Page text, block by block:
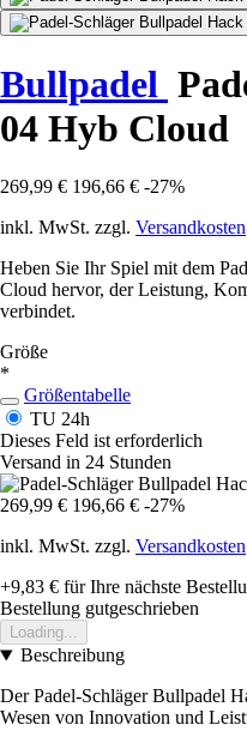
Bullpadel
04 Hyb Cloud
269,99 € 196,66 € -27%
inkl. MwSt. zzgl. Versandkosten
Heben Sie Ihr Spiel mit dem
Cloud hervor, der Leistung,
verbindet.
Größe
*
Größentabelle
TU 24h
Dieses Feld ist erforderlich
Versand in 24 Stunden
269,99 € 196,66 € -27%
inkl. MwSt. zzgl. Versandkosten
+9,83 € für Ihre nächste
Bestellung gutgeschrieben
Loading...
Beschreibung
Der Padel-Schläger Bullpadel
Wesen von Innovation und